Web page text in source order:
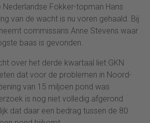
Fokker-topman Hans
van de wacht is nu voren gehaald. Bij
commissaris Anne Stevens waar
baas is gevonden.
over het derde kwartaal liet GKN
dat voor de problemen in Noord-
van 15 miljoen pond was
is nog niet volledig afgerond
dat daar een bedrag tussen de 80